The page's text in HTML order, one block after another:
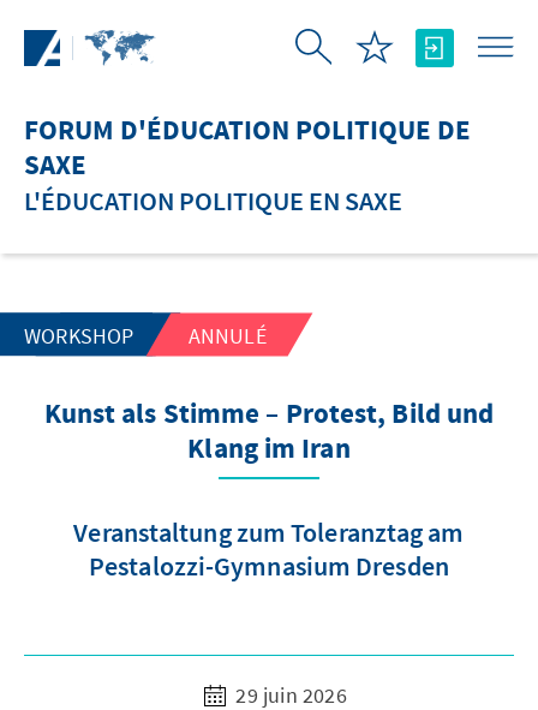
FORUM D'ÉDUCATION POLITIQUE DE
SAXE
L'ÉDUCATION POLITIQUE EN SAXE
WORKSHOP ANNULÉ
Kunst als Stimme – Protest, Bild und
Klang im Iran
Veranstaltung zum Toleranztag am
Pestalozzi-Gymnasium Dresden
29 juin 2026